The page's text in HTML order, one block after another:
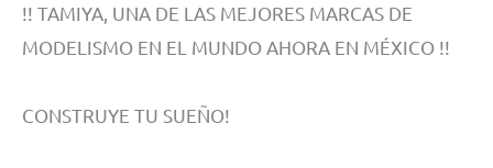
!! TAMIYA, UNA DE LAS MEJORES MARCAS DE
MODELISMO EN EL MUNDO AHORA EN MÉXICO !!
CONSTRUYE TU SUEÑO!